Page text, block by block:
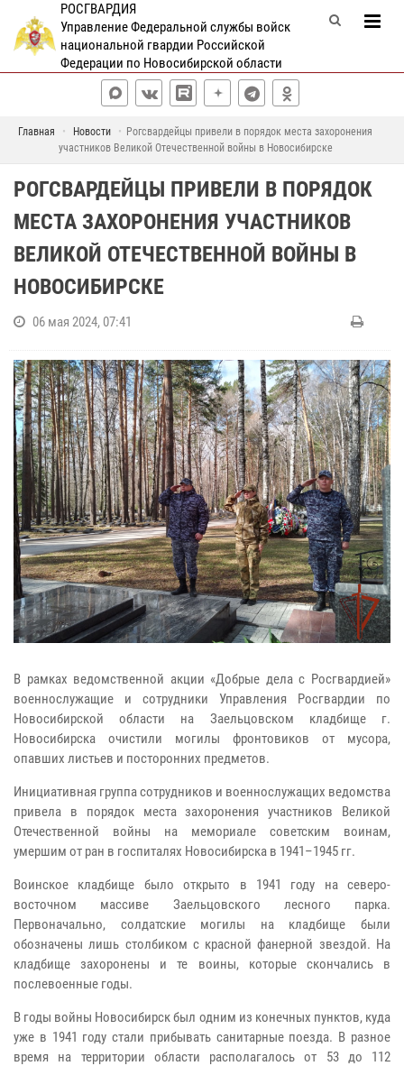
РОСГВАРДИЯ
Управление Федеральной службы войск
национальной гвардии Российской
Федерации по Новосибирской области
Главная Новости
Рогсвардейцы привели в порядок места захоронения
участников Великой Отечественной войны в Новосибирске
РОГСВАРДЕЙЦЫ ПРИВЕЛИ В ПОРЯДОК
МЕСТА ЗАХОРОНЕНИЯ УЧАСТНИКОВ
ВЕЛИКОЙ ОТЕЧЕСТВЕННОЙ ВОЙНЫ В
НОВОСИБИРСКЕ
06 мая 2024, 07:41
В рамках ведомственной акции «Добрые дела с Росгвардией»
военнослужащие и сотрудники Управления Росгвардии по
Новосибирской области на Заельцовском кладбище г.
Новосибирска очистили могилы фронтовиков от мусора,
опавших листьев и посторонних предметов.
Инициативная группа сотрудников и военнослужащих ведомства
привела в порядок места захоронения участников Великой
Отечественной войны на мемориале советским воинам,
умершим от ран в госпиталях Новосибирска в 1941–1945 гг.
Воинское кладбище было открыто в 1941 году на северо-
восточном массиве Заельцовского лесного парка.
Первоначально, солдатские могилы на кладбище были
обозначены лишь столбиком с красной фанерной звездой. На
кладбище захоронены и те воины, которые скончались в
послевоенные годы.
В годы войны Новосибирск был одним из конечных пунктов, куда
уже в 1941 году стали прибывать санитарные поезда. В разное
время на территории области располагалось от 53 до 112